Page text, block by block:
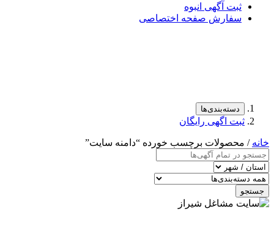
ثبت آگهی انبوه
سفارش صفحه اختصاصی
دسته‌بندی‌ها
ثبت اگهی رایگان
خانه / محصولات برچسب خورده “دامنه سایت”
جستجو